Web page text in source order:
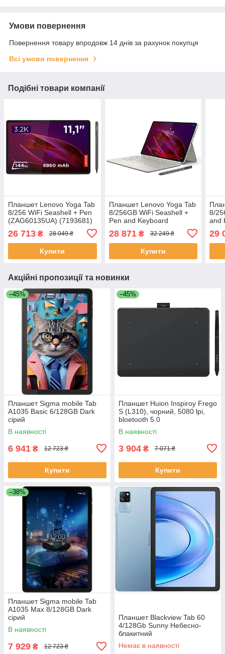
Умови повернення
Повернення товару впродовж 14 днів за рахунок покупця
Всі умови повернення
Подібні товари компанії
Планшет Lenovo Yoga Tab
8/256 WiFi Seashell + Pen
(ZAG60135UA) (7193681)
26 713 ₴ 28 049 ₴
Купити
Планшет Lenovo Yoga Tab
8/256GB WiFi Seashell +
Pen and Keyboard
28 871₴ 32 249 ₴
Купити
8/
and
29
Акційні пропозиції та новинки
–45%
Планшет Sigma mobile Tab
A1035 Basic 6/128GB Dark
сірий
В наявності
6 941 ₴ 12 723 ₴
Купити
–45%
Планшет Huion Inspiroy Frego
S (L310), чорний, 5080 lpi,
bloetooth 5.0
В наявності
3 904 ₴ 7 071 ₴
Купити
–38%
Планшет Sigma mobile Tab
A1035 Max 8/128GB Dark
сірий
В наявності
7 929 ₴ 12 723 ₴
Планшет Blackview Tab 60
4/128Gb Sunny Небесно-
блакитний
Немає в наявності